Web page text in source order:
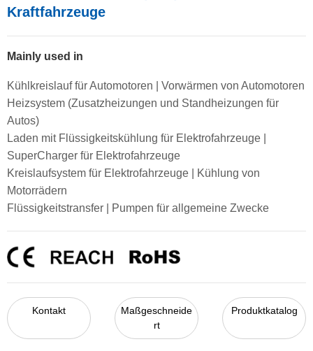
Kraftfahrzeuge
Mainly used in
Kühlkreislauf für Automotoren | Vorwärmen von Automotoren
Heizsystem (Zusatzheizungen und Standheizungen für
Autos)
Laden mit Flüssigkeitskühlung für Elektrofahrzeuge |
SuperCharger für Elektrofahrzeuge
Kreislaufsystem für Elektrofahrzeuge | Kühlung von
Motorrädern
Flüssigkeitstransfer | Pumpen für allgemeine Zwecke
Kontakt
Maßgeschneide
rt
Produktkatalog